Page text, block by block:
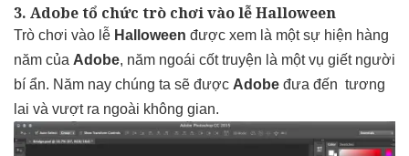
3. Adobe tổ chức trò chơi vào lễ Halloween
Trò chơi vào lễ Halloween được xem là một sự hiện hàng
năm của Adobe, năm ngoái cốt truyện là một vụ giết người
bí ẩn. Năm nay chúng ta sẽ được Adobe đưa đến tương
lai và vượt ra ngoài không gian.